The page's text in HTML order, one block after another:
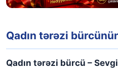
Qadın tərəzi
Qadın tərəzi bürcü – Sevgi